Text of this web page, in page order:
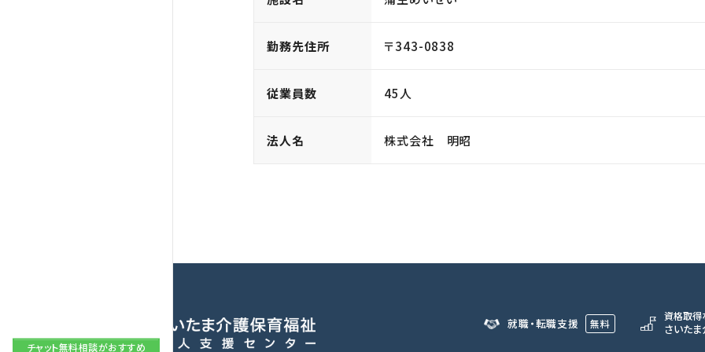
勤務先住所 〒343-0838
従業員数 45人
法人名 株式会社 明昭
就職・転職支援 無料
資格取得
さいた